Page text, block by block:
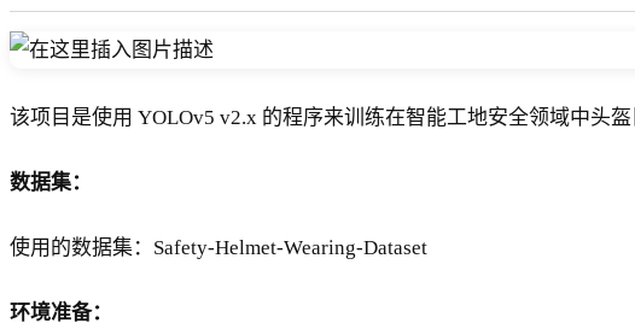
该项目是使用 YOLOv5 v2.x 的程序来训练在智能工地安全领域中头
数据集：
使用的数据集：Safety-Helmet-Wearing-Dataset
环境准备：